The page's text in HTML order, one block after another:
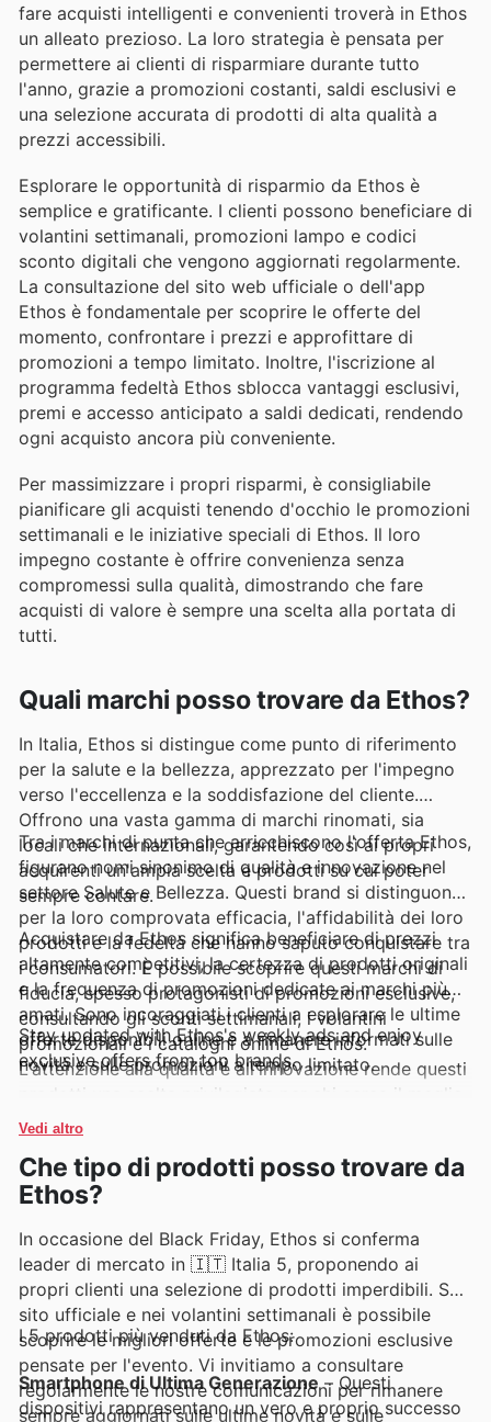
fare acquisti intelligenti e convenienti troverà in Ethos
un alleato prezioso. La loro strategia è pensata per
permettere ai clienti di risparmiare durante tutto
l'anno, grazie a promozioni costanti, saldi esclusivi e
una selezione accurata di prodotti di alta qualità a
prezzi accessibili.
Esplorare le opportunità di risparmio da Ethos è
semplice e gratificante. I clienti possono beneficiare di
volantini settimanali, promozioni lampo e codici
sconto digitali che vengono aggiornati regolarmente.
La consultazione del sito web ufficiale o dell'app
Ethos è fondamentale per scoprire le offerte del
momento, confrontare i prezzi e approfittare di
promozioni a tempo limitato. Inoltre, l'iscrizione al
programma fedeltà Ethos sblocca vantaggi esclusivi,
premi e accesso anticipato a saldi dedicati, rendendo
ogni acquisto ancora più conveniente.
Per massimizzare i propri risparmi, è consigliabile
pianificare gli acquisti tenendo d'occhio le promozioni
settimanali e le iniziative speciali di Ethos. Il loro
impegno costante è offrire convenienza senza
compromessi sulla qualità, dimostrando che fare
acquisti di valore è sempre una scelta alla portata di
tutti.
Quali marchi posso trovare da Ethos?
In Italia, Ethos si distingue come punto di riferimento
per la salute e la bellezza, apprezzato per l'impegno
verso l'eccellenza e la soddisfazione del cliente.
Offrono una vasta gamma di marchi rinomati, sia
locali che internazionali, garantendo così ai propri
acquirenti un'ampia scelta e prodotti su cui poter
sempre contare.
Tra i marchi di punta che arricchiscono l'offerta Ethos,
figurano nomi sinonimo di qualità e innovazione nel
settore Salute e Bellezza. Questi brand si distinguono
per la loro comprovata efficacia, l'affidabilità dei loro
prodotti e la fedeltà che hanno saputo conquistare tra
i consumatori. È possibile scoprire questi marchi di
fiducia, spesso protagonisti di promozioni esclusive,
consultando gli sconti settimanali, i volantini
promozionali e i cataloghi online di Ethos.
L'attenzione alla qualità e all'innovazione rende questi
prodotti una scelta privilegiata per chi cerca il meglio.
Acquistare da Ethos significa beneficiare di prezzi
altamente competitivi, la certezza di prodotti originali
e la frequenza di promozioni dedicate ai marchi più
amati. Sono incoraggiati i clienti a esplorare le ultime
offerte disponibili online e a rimanere informati sulle
novità e sulle promozioni a tempo limitato.
Stay updated with Ethos's weekly ads and enjoy
exclusive offers from top brands.
Vedi altro
Che tipo di prodotti posso trovare da
Ethos?
In occasione del Black Friday, Ethos si conferma
leader di mercato in 🇮🇹 Italia 5, proponendo ai
propri clienti una selezione di prodotti imperdibili. Sul
sito ufficiale e nei volantini settimanali è possibile
scoprire le migliori offerte e le promozioni esclusive
pensate per l'evento. Vi invitiamo a consultare
regolarmente le nostre comunicazioni per rimanere
sempre aggiornati sulle ultime novità e sulle
I 5 prodotti più venduti da Ethos:
Smartphone di Ultima Generazione– Questi
dispositivi rappresentano un vero e proprio successo